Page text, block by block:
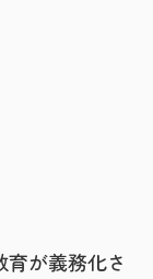
育が義務化さ